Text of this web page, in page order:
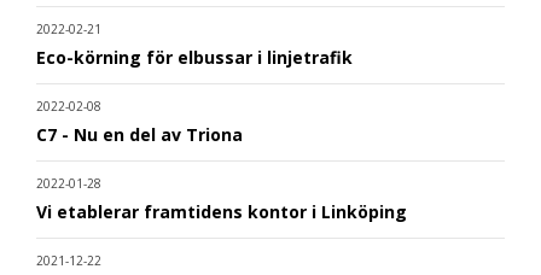
2022-02-21
Eco-körning för elbussar i linjetrafik
2022-02-08
C7 - Nu en del av Triona
2022-01-28
Vi etablerar framtidens kontor i Linköping
2021-12-22